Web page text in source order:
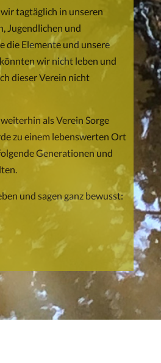
tagtäglich in unseren
Jugendlichen und
die Elemente und unsere
wir nicht leben und
dieser Verein nicht
als Verein Sorge
zu einem lebenswerten Ort
Generationen und
und sagen ganz bewusst: